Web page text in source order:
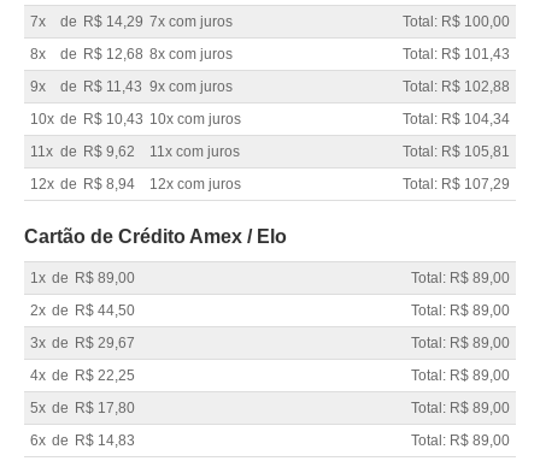
7x
de R$ 14,29 7x com juros
Total: R$ 100,00
8x
de R$ 12,68 8x com juros
Total: R$ 101,43
9x
de R$ 11,43 9x com juros
Total: R$ 102,88
10x de R$ 10,43 10x com juros
Total: R$ 104,34
11x de R$ 9,62 11x com juros
Total: R$ 105,81
12x de R$ 8,94 12x com juros Total: R$ 107,29
Cartão de Crédito Amex / Elo
1x de R$ 89,00
Total: R$ 89,00
2x de R$ 44,50
Total: R$ 89,00
3x de R$ 29,67
Total: R$ 89,00
4x de R$ 22,25
Total: R$ 89,00
5x de R$ 17,80
Total: R$ 89,00
6x de R$ 14,83 Total: R$ 89,00